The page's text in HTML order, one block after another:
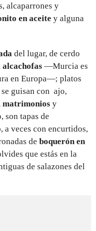
alcaparrones y
en aceite y alguna
del lugar, de cerdo
alcachofas —Murcia es
en Europa—; platos
se guisan con ajo,
matrimonios y
son tapas de
a veces con encurtidos,
de boquerón en
que estás en la
de salazones del